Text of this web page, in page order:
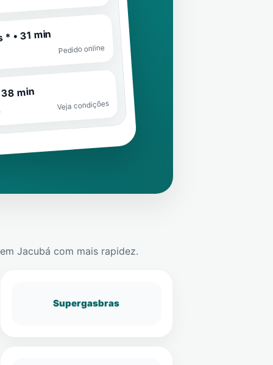
• 31 min
Pedido online
min
Veja condições
Jacubá com mais rapidez.
Supergasbras